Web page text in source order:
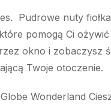
Pudrowe nuty
pomogą Ci
okno i zobaczysz
Twoje otoczenie.
Wonderland